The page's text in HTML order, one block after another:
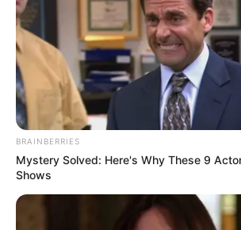
espirulina
BRAINBERRIES
Mystery Solved: Here's Why These 9
Shows